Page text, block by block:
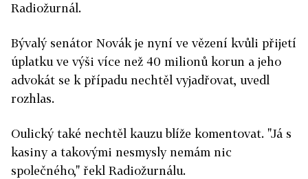
Radiožurnál.
Bývalý senátor Novák je nyní ve vězení kvůli přijetí
úplatku ve výši více než 40 milionů korun a jeho
advokát se k případu nechtěl vyjadřovat, uvedl
rozhlas.
Oulický také nechtěl kauzu blíže komentovat. "Já s
kasiny a takovými nesmysly nemám nic
společného," řekl Radiožurnálu.